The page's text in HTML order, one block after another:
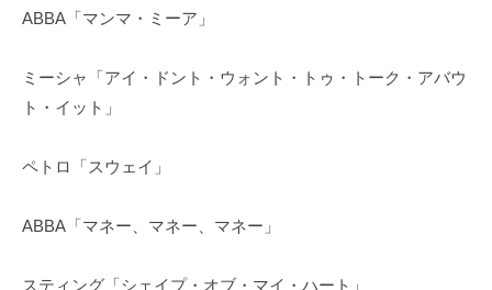
ABBA「マンマ・ミーア」
ミーシャ「アイ・ドント・ウォント・トゥ・トーク・アバウ
ト・イット」
ペトロ「スウェイ」
ABBA「マネー、マネー、マネー」
スティング「シェイプ・オブ・マイ・ハート」